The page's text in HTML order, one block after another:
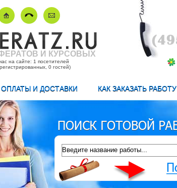
И КУРСОВЫХ
на сайте: 1 посетителей
0 гостей)
И ДОСТАВКИ КАК ЗАКАЗАТЬ РАБОТУ